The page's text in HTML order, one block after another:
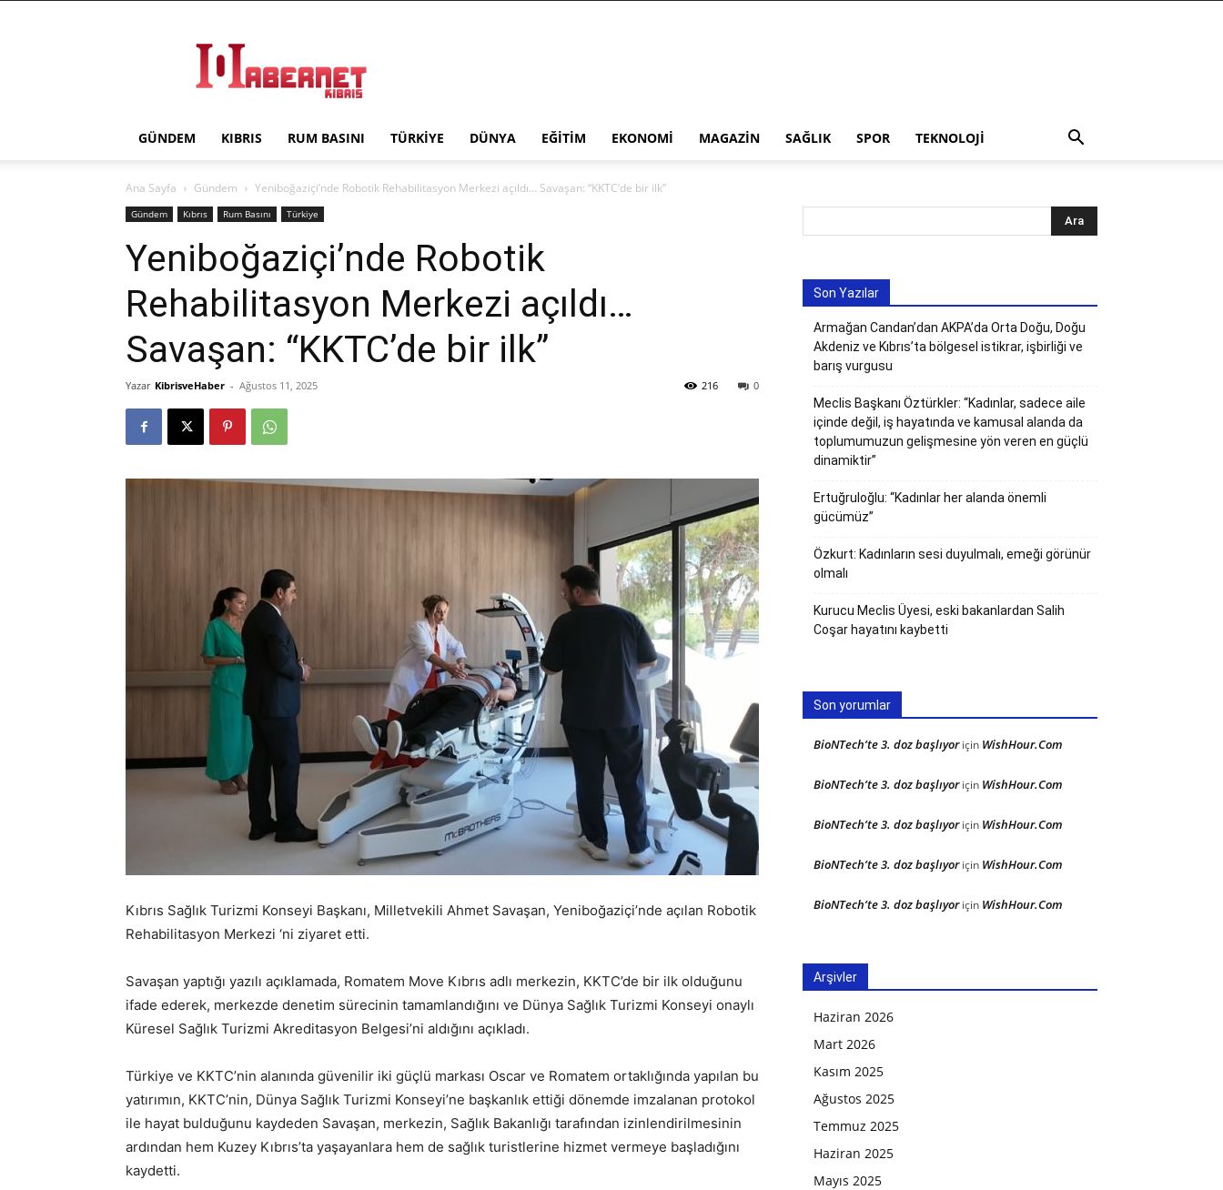
Kıbrıs
GÜNDEM KIBRIS RUM BASINI TÜRKIYE DÜNYA EĞITIM EKONOMI MAGAZIN SAĞLIK SPOR TEKNOLOJI
Ana Sayfa Gündem Yeniboğaziçi’nde Robotik Rehabilitasyon Merkezi açıldı… Savaşan: “KKTC’de bir ilk”
Gündem Kıbrıs Rum Basını Türkiye
Yeniboğaziçi’nde Robotik
Rehabilitasyon Merkezi açıldı…
Savaşan: “KKTC’de bir ilk”
Yazar KibrisveHaber - Ağustos 11, 2025 0
216
Kıbrıs Sağlık Turizmi Konseyi Başkanı, Milletvekili Ahmet Savaşan, Yeniboğaziçi’nde açılan Robotik
Rehabilitasyon Merkezi ‘ni ziyaret etti.
Savaşan yaptığı yazılı açıklamada, Romatem Move Kıbrıs adlı merkezin, KKTC’de bir ilk olduğunu
ifade ederek, merkezde denetim sürecinin tamamlandığını ve Dünya Sağlık Turizmi Konseyi onaylı
Küresel Sağlık Turizmi Akreditasyon Belgesi’ni aldığını açıkladı.
Türkiye ve KKTC’nin alanında güvenilir iki güçlü markası Oscar ve Romatem ortaklığında yapılan bu
yatırımın, KKTC’nin, Dünya Sağlık Turizmi Konseyi’ne başkanlık ettiği dönemde imzalanan protokol
ile hayat bulduğunu kaydeden Savaşan, merkezin, Sağlık Bakanlığı tarafından izinlendirilmesinin
ardından hem Kuzey Kıbrıs’ta yaşayanlara hem de sağlık turistlerine hizmet vermeye başladığını
kaydetti.
Son Yazılar
Armağan Candan’dan AKPA’da Orta Doğu, Doğu
Akdeniz ve Kıbrıs’ta bölgesel istikrar, işbirliği ve
barış vurgusu
Meclis Başkanı Öztürkler: “Kadınlar, sadece aile
içinde değil, iş hayatında ve kamusal alanda da
toplumumuzun gelişmesine yön veren en güçlü
dinamiktir”
Ertuğruloğlu: “Kadınlar her alanda önemli
gücümüz”
Özkurt: Kadınların sesi duyulmalı, emeği görünür
olmalı
Kurucu Meclis Üyesi, eski bakanlardan Salih
Coşar hayatını kaybetti
Son yorumlar
BioNTech’te 3. doz başlıyoriçin WishHour.Com
BioNTech’te 3. doz başlıyoriçin WishHour.Com
BioNTech’te 3. doz başlıyoriçin WishHour.Com
BioNTech’te 3. doz başlıyoriçin WishHour.Com
BioNTech’te 3. doz başlıyoriçin WishHour.Com
Arşivler
Haziran 2026
Mart 2026
Kasım 2025
Ağustos 2025
Temmuz 2025
Haziran 2025
Mayıs 2025